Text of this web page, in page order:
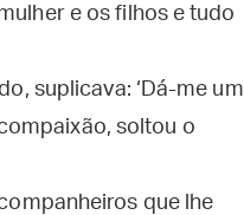
e os filhos e tudo
suplicava: ‘Dá-me um
soltou o
que lhe